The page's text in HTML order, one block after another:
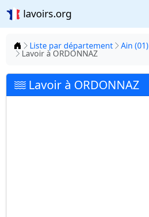
lavoirs.org
Accueil
Liste par département Ain (01)
Lavoir à ORDONNAZ
Lavoir à ORDONNAZ